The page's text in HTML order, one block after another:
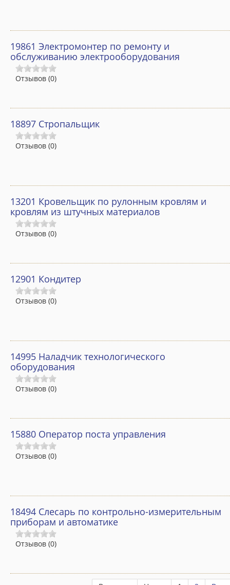
Как поступить
Онлайн – заявка
Профессиональная переподготовка
Общеразвивающие программы
Центр иностранных языков
Расписание
Информация о готовности документов
Программа 4+
Металлургия черных металлов
Специалист по закупкам
ДИСТАНЦИОННОЕ ОБУЧЕНИЕ
Дистанционные программы
Благодарности
Галерея
География клиентов
19861 Электромонтер по ремонту и
обслуживанию электрооборудования
Отзывов (0)
18897 Стропальщик
Отзывов (0)
13201 Кровельщик по рулонным кровлям и
кровлям из штучных материалов
Отзывов (0)
12901 Кондитер
Отзывов (0)
14995 Наладчик технологического
оборудования
Отзывов (0)
15880 Оператор поста управления
Отзывов (0)
18494 Слесарь по контрольно-измерительным
приборам и автоматике
Отзывов (0)